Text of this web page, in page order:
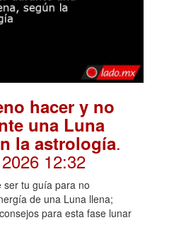
hacer y no
una Luna
la astrología.
12:32
ser tu guía para no
de una Luna llena;
para esta fase lunar